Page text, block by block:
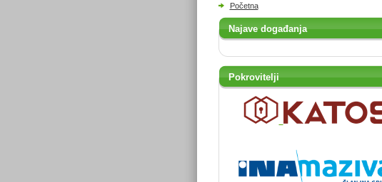
Početna
Najave događanja
Pokrovitelji